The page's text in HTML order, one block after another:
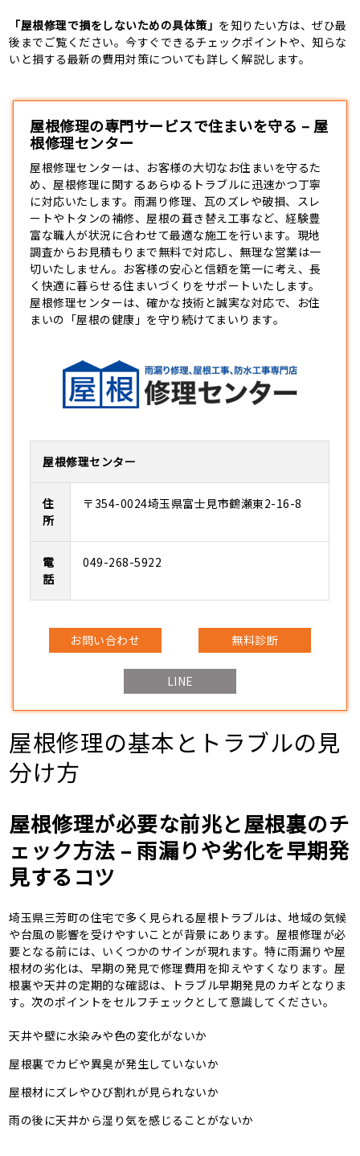
「屋根修理で損をしないための具体策」 を知りたい方は、ぜひ最
後までご覧ください。今すぐできるチェックポイントや、知らな
いと損する最新の費用対策についても詳しく解説します。
屋根修理の専門サービスで住まいを守る – 屋
根修理センター
屋根修理センターは、お客様の大切なお住まいを守るた
め、 屋根修理に関するあらゆるトラブルに迅速かつ丁寧
に対応いたします。雨漏り修理、瓦のズレや破損、スレ
ートやトタンの補修、屋根の葺き替え工事など、経験豊
富な職人が状況に合わせて最適な施工を行います。現地
調査からお見積もりまで無料で対応し、無理な営業は一
切いたしません。お客様の安心と信頼を第一に考え、長
く快適に暮らせる住まいづくりをサポートいたします。
屋根修理センターは、確かな技術と誠実な対応で、お住
まいの「屋根の健康」を守り続けてまいります。
屋根修理センター
住
所
〒354-0024埼玉県富士見市鶴瀬東2-16-8
電
話
049-268-5922
お問い合わせ 無料診断
LINE
屋根修理の基本とトラブルの見
分け方
屋根修理が必要な前兆と屋根裏のチ
ェック方法 – 雨漏りや劣化を早期発
見するコツ
埼玉県三芳町の住宅で多く見られる屋根トラブルは、地域の気候
や台風の影響を受けやすいことが背景にあります。屋根修理が必
要となる前には、いくつかのサインが現れます。特に雨漏りや屋
根材の劣化は、早期の発見で修理費用を抑えやすくなります。屋
根裏や天井の定期的な確認は、トラブル早期発見のカギとなりま
す。次のポイントをセルフチェックとして意識してください。
天井や壁に水染みや色の変化がないか
屋根裏でカビや異臭が発生していないか
屋根材にズレやひび割れが見られないか
雨の後に天井から湿り気を感じることがないか